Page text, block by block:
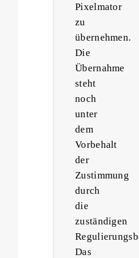
Pixelmator
zu
übernehmen.
Die
Übernahme
steht
noch
unter
dem
Vorbehalt
der
Zustimmung
durch
die
zuständigen
Das